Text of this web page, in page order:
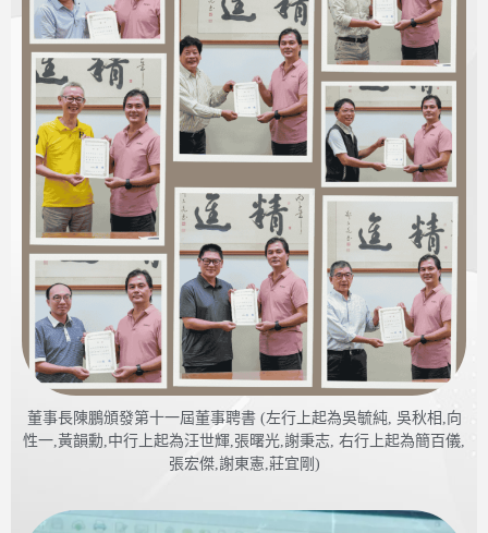
董事長陳鵬頒發第十一屆董事聘書 (左行上起為吳毓純, 吳秋相,向
性一,黃韻勳,中行上起為汪世輝,張曙光,謝秉志, 右行上起為簡百儀,
張宏傑,謝東憲,莊宜剛)